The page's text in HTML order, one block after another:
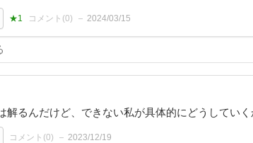
★1 コメント(0) 2024/03/15
解るんだけど、できない私が具体的にどうしていく
コメント(0) 2023/12/19